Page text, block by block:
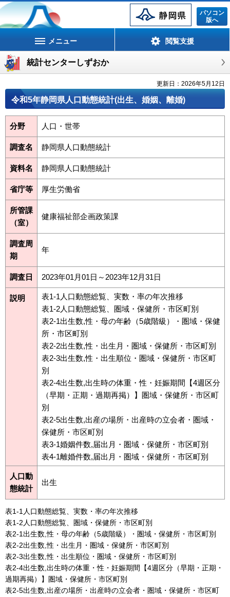
静岡県
パソコン
版へ
メニュー 閲覧支援
統計センターしずおか
更新日：2026年5月12日
令和5年静岡県人口動態統計(出生、婚姻、離婚)
分野 人口・世帯
調査名 静岡県人口動態統計
資料名 静岡県人口動態統計
省庁等 厚生労働省
所管課
（室）
健康福祉部企画政策課
調査周
期
年
調査日 2023年01月01日～2023年12月31日
説明
表1-1人口動態総覧、実数・率の年次推移
表1-2人口動態総覧、圏域・保健所・市区町別
表2-1出生数,性・母の年齢（5歳階級）・圏域・保健
所・市区町別
表2-2出生数,性・出生月・圏域・保健所・市区町別
表2-3出生数,性・出生順位・圏域・保健所・市区町
別
表2-4出生数,出生時の体重・性・妊娠期間【4週区分
（早期・正期・過期再掲）】圏域・保健所・市区町
別
表2-5出生数,出産の場所・出産時の立会者・圏域・
保健所・市区町別
表3-1婚姻件数,届出月・圏域・保健所・市区町別
表4-1離婚件数,届出月・圏域・保健所・市区町別
人口動
態統計
出生
表1-1人口動態総覧、実数・率の年次推移
表1-2人口動態総覧、圏域・保健所・市区町別
表2-1出生数,性・母の年齢（5歳階級）・圏域・保健所・市区町別
表2-2出生数,性・出生月・圏域・保健所・市区町別
表2-3出生数,性・出生順位・圏域・保健所・市区町別
表2-4出生数,出生時の体重・性・妊娠期間【4週区分（早期・正期・
過期再掲）】圏域・保健所・市区町別
表2-5出生数,出産の場所・出産時の立会者・圏域・保健所・市区町